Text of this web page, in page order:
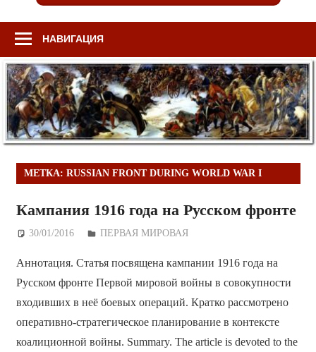
НАВИГАЦИЯ
МЕТКА: RUSSIAN FRONT DURING WORLD WAR I
Кампания 1916 года на Русском фронте
30/01/2016 Дежурный по Редакции
ПЕРВАЯ МИРОВАЯ
Аннотация. Статья посвящена кампании 1916 года на
Русском фронте Первой мировой войны в совокупности
входивших в неё боевых операций. Кратко рассмотрено
оперативно-стратегическое планирование в контексте
коалиционной войны. Summary. The article is devoted to the